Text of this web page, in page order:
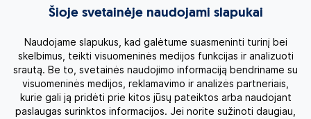
Egzotinės kelionės
Kruizai
Kelionės po Lietuvą
Apie mus
Šioje svetainėje naudojami slapukai
Naudojame slapukus, kad galėtume suasmeninti turinį bei
skelbimus, teikti visuomeninės medijos funkcijas ir analizuoti
srautą. Be to, svetainės naudojimo informaciją bendriname su
visuomeninės medijos, reklamavimo ir analizės partneriais,
kurie gali ją pridėti prie kitos jūsų pateiktos arba naudojant
paslaugas surinktos informacijos. Jei norite sužinoti daugiau,